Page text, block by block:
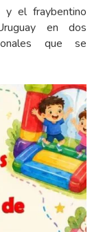
el fraybentino
en dos
que se